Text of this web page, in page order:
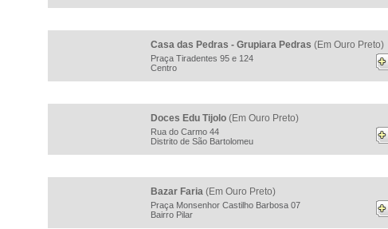
Casa das Pedras - Grupiara Pedras (Em Ouro Preto)
Praça Tiradentes 95 e 124
Centro
Doces Edu Tijolo (Em Ouro Preto)
Rua do Carmo 44
Distrito de São Bartolomeu
Bazar Faria (Em Ouro Preto)
Praça Monsenhor Castilho Barbosa 07
Bairro Pilar